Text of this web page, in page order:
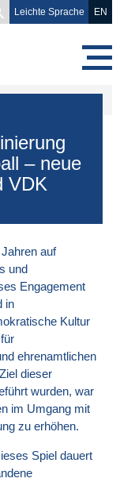
Leichte Sprache EN
– neue
VDK
auf
und
Engagement
in
Kultur
ehrenamtlichen
dieser
wurden, war
im Umgang mit
zu erhöhen.
Spiel dauert